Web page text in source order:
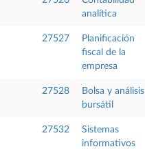
analítica
27527
Planificación
fiscal de la
empresa
27528
Bolsa y análisis
bursátil
27532
Sistemas
informativos